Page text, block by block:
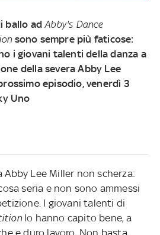
ballo adAbby's Dance
sono sempre più faticose:
i giovani talenti della danza a
della severa Abby Lee
episodio, venerdì 3
Uno
Abby Lee Miller non scherza:
seria e non sono ammessi
I giovani talenti di
lo hanno capito bene, a
e duro lavoro. Non basta